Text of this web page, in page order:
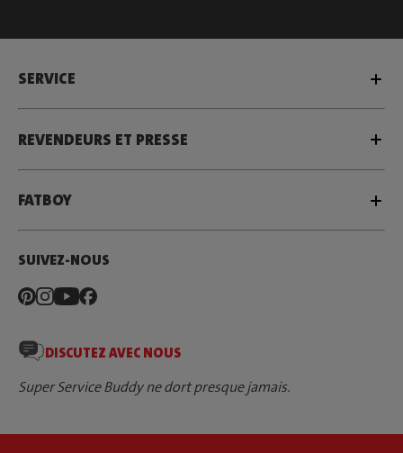
SERVICE
REVENDEURS ET PRESSE
FATBOY
SUIVEZ-NOUS
DISCUTEZ AVEC NOUS
Super Service Buddy ne dort presque jamais.